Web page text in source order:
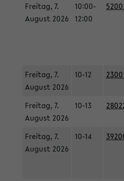
Freitag, 7.
August 2026
10:00-
12:00
Freitag, 7.
August 2026
10-12
Freitag, 7.
August 2026
10-13
Freitag, 7.
August 2026
10-14